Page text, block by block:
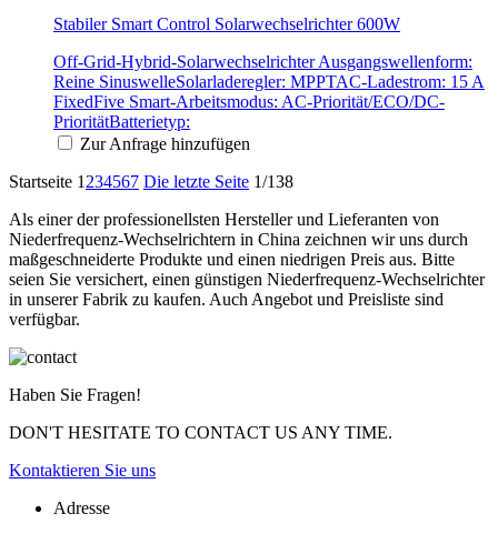
Stabiler Smart Control Solarwechselrichter 600W
Off-Grid-Hybrid-Solarwechselrichter Ausgangswellenform:
Reine SinuswelleSolarladeregler: MPPTAC-Ladestrom: 15 A
FixedFive Smart-Arbeitsmodus: AC-Priorität/ECO/DC-
PrioritätBatterietyp:
Zur Anfrage hinzufügen
Startseite 1 234567 Die letzte Seite 1/138
Als einer der professionellsten Hersteller und Lieferanten von
Niederfrequenz-Wechselrichtern in China zeichnen wir uns durch
maßgeschneiderte Produkte und einen niedrigen Preis aus. Bitte
seien Sie versichert, einen günstigen Niederfrequenz-Wechselrichter
in unserer Fabrik zu kaufen. Auch Angebot und Preisliste sind
verfügbar.
Haben Sie Fragen!
DON'T HESITATE TO CONTACT US ANY TIME.
Kontaktieren Sie uns
Adresse